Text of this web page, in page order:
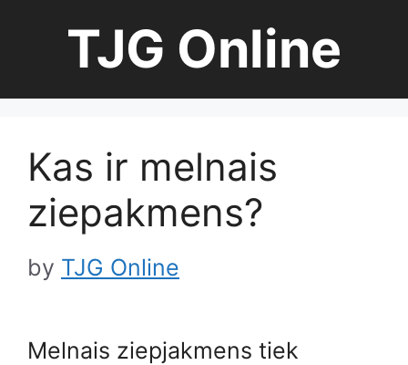
TJG Online
Kas ir melnais
ziepakmens?
by TJG Online
Melnais ziepjakmens tiek